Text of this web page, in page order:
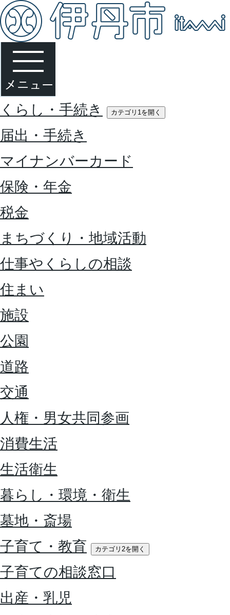
くらし・手続き カテゴリ1を開く
届出・手続き
マイナンバーカード
保険・年金
税金
まちづくり・地域活動
仕事やくらしの相談
住まい
施設
公園
道路
交通
人権・男女共同参画
消費生活
生活衛生
暮らし・環境・衛生
墓地・斎場
子育て・教育
カテゴリ2を開く
子育ての相談窓口
出産・乳児